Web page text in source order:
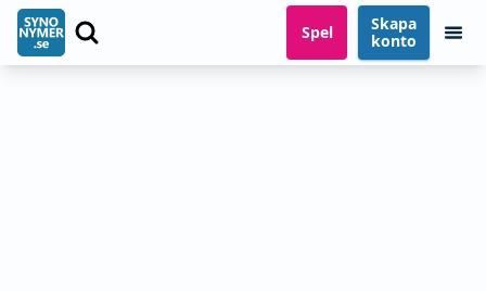
Spel
Skapa
konto